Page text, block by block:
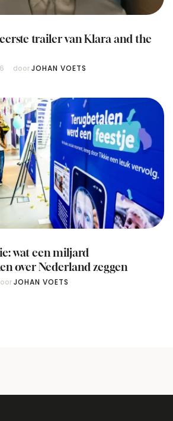
trailer van Klara and the
door JOHAN VOETS
wat een miljard
over Nederland zeggen
JOHAN VOETS